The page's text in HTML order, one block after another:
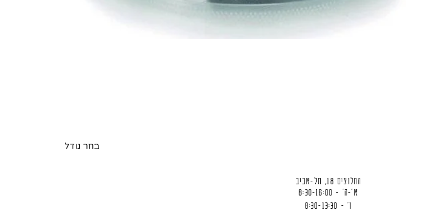
בחר גודל
החלוצים 18, תל-אביב
א'-ה' - 8:30-16:00
ו' - 8:30-13:30